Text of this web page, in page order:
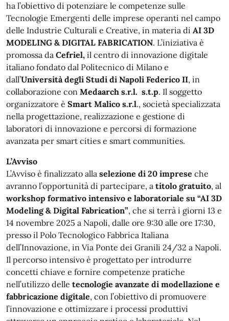
ha l’obiettivo di potenziare le competenze sulle
Tecnologie Emergenti delle imprese operanti nel campo
delle Industrie Culturali e Creative, in materia di AI 3D
MODELING & DIGITAL FABRICATION. L’iniziativa è
promossa da Cefriel, il centro di innovazione digitale
italiano fondato dal Politecnico di Milano e
dall’Università degli Studi di Napoli Federico II, in
collaborazione con Medaarch s.r.l. s.t.p. Il soggetto
organizzatore è Smart Malico s.r.l., società specializzata
nella progettazione, realizzazione e gestione di
laboratori di innovazione e percorsi di formazione
avanzata per smart cities e smart communities.
L’Avviso
L’Avviso è finalizzato alla selezione di 20 imprese che
avranno l’opportunità di partecipare, a titolo gratuito, al
workshop formativo intensivo e laboratoriale su “AI 3D
Modeling & Digital Fabrication”, che si terrà i giorni 13 e
14 novembre 2025 a Napoli, dalle ore 9:30 alle ore 17:30,
presso il Polo Tecnologico Fabbrica Italiana
dell’Innovazione, in Via Ponte dei Granili 24/32 a Napoli.
Il percorso intensivo è progettato per introdurre
concetti chiave e fornire competenze pratiche
nell’utilizzo delle tecnologie avanzate di modellazione e
fabbricazione digitale, con l’obiettivo di promuovere
l’innovazione e ottimizzare i processi produttivi